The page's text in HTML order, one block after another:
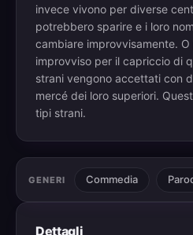
invece vivono per diverse
potrebbero sparire e i loro
cambiare improvvisamente.
improvviso per il capriccio di
strani vengono accettati con
mercé dei loro superiori.
tipi strani.
GENERI Commedia
Dettagli